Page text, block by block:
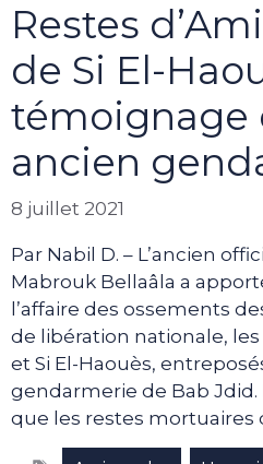
Restes
de Si El-
témoignage
ancien
8 juillet 2021
Par Nabil D. – L’ancien
Mabrouk Bellaâla a
l’affaire des ossements
de libération nationale,
et Si El-Haouès,
gendarmerie de Bab Jdid.
que les restes mortuaires